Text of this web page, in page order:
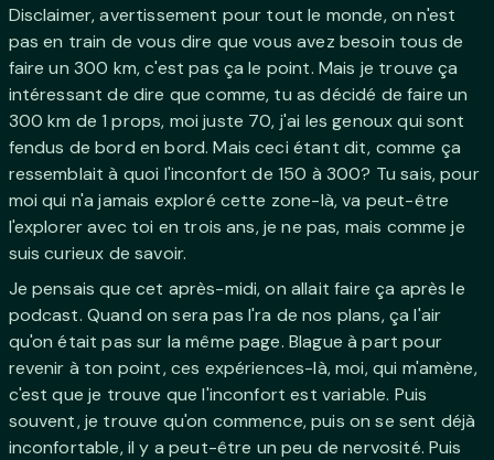
Disclaimer, avertissement pour tout le monde, on n'est
pas en train de vous dire que vous avez besoin tous de
faire un 300 km, c'est pas ça le point. Mais je trouve ça
intéressant de dire que comme, tu as décidé de faire un
300 km de 1 props, moi juste 70, j'ai les genoux qui sont
fendus de bord en bord. Mais ceci étant dit, comme ça
ressemblait à quoi l'inconfort de 150 à 300? Tu sais, pour
moi qui n'a jamais exploré cette zone-là, va peut-être
l'explorer avec toi en trois ans, je ne pas, mais comme je
suis curieux de savoir.
Je pensais que cet après-midi, on allait faire ça après le
podcast. Quand on sera pas l'ra de nos plans, ça l'air
qu'on était pas sur la même page. Blague à part pour
revenir à ton point, ces expériences-là, moi, qui m'amène,
c'est que je trouve que l'inconfort est variable. Puis
souvent, je trouve qu'on commence, puis on se sent déjà
inconfortable, il y a peut-être un peu de nervosité. Puis